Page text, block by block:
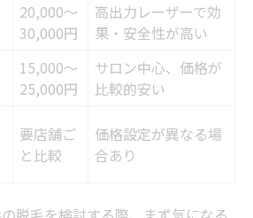
20,000〜
30,000円
高出力レーザーで効
果・安全性が高い
15,000〜
25,000円
サロン中心、価格が
比較的安い
要店舗ご
と比較
価格設定が異なる場
合あり